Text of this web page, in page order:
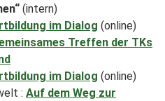
(intern)
im Dialog (online)
Treffen der TKs
im Dialog (online)
: Auf dem Weg zur